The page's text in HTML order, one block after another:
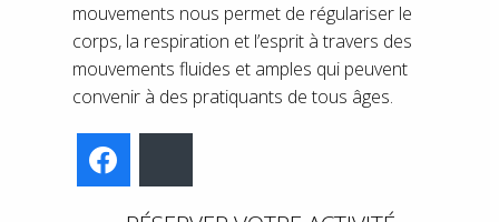
mouvements nous permet de régulariser le
corps, la respiration et l’esprit à travers des
mouvements fluides et amples qui peuvent
convenir à des pratiquants de tous âges.